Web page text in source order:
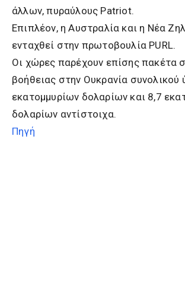
άλλων, πυραύλους Patriot.
Επιπλέον, η Αυστραλία και η Νέα
ενταχθεί στην πρωτοβουλία PURL.
Οι χώρες παρέχουν επίσης πακέτα
βοήθειας στην Ουκρανία συνολικού
εκατομμυρίων δολαρίων και 8,7
δολαρίων αντίστοιχα.
Πηγή